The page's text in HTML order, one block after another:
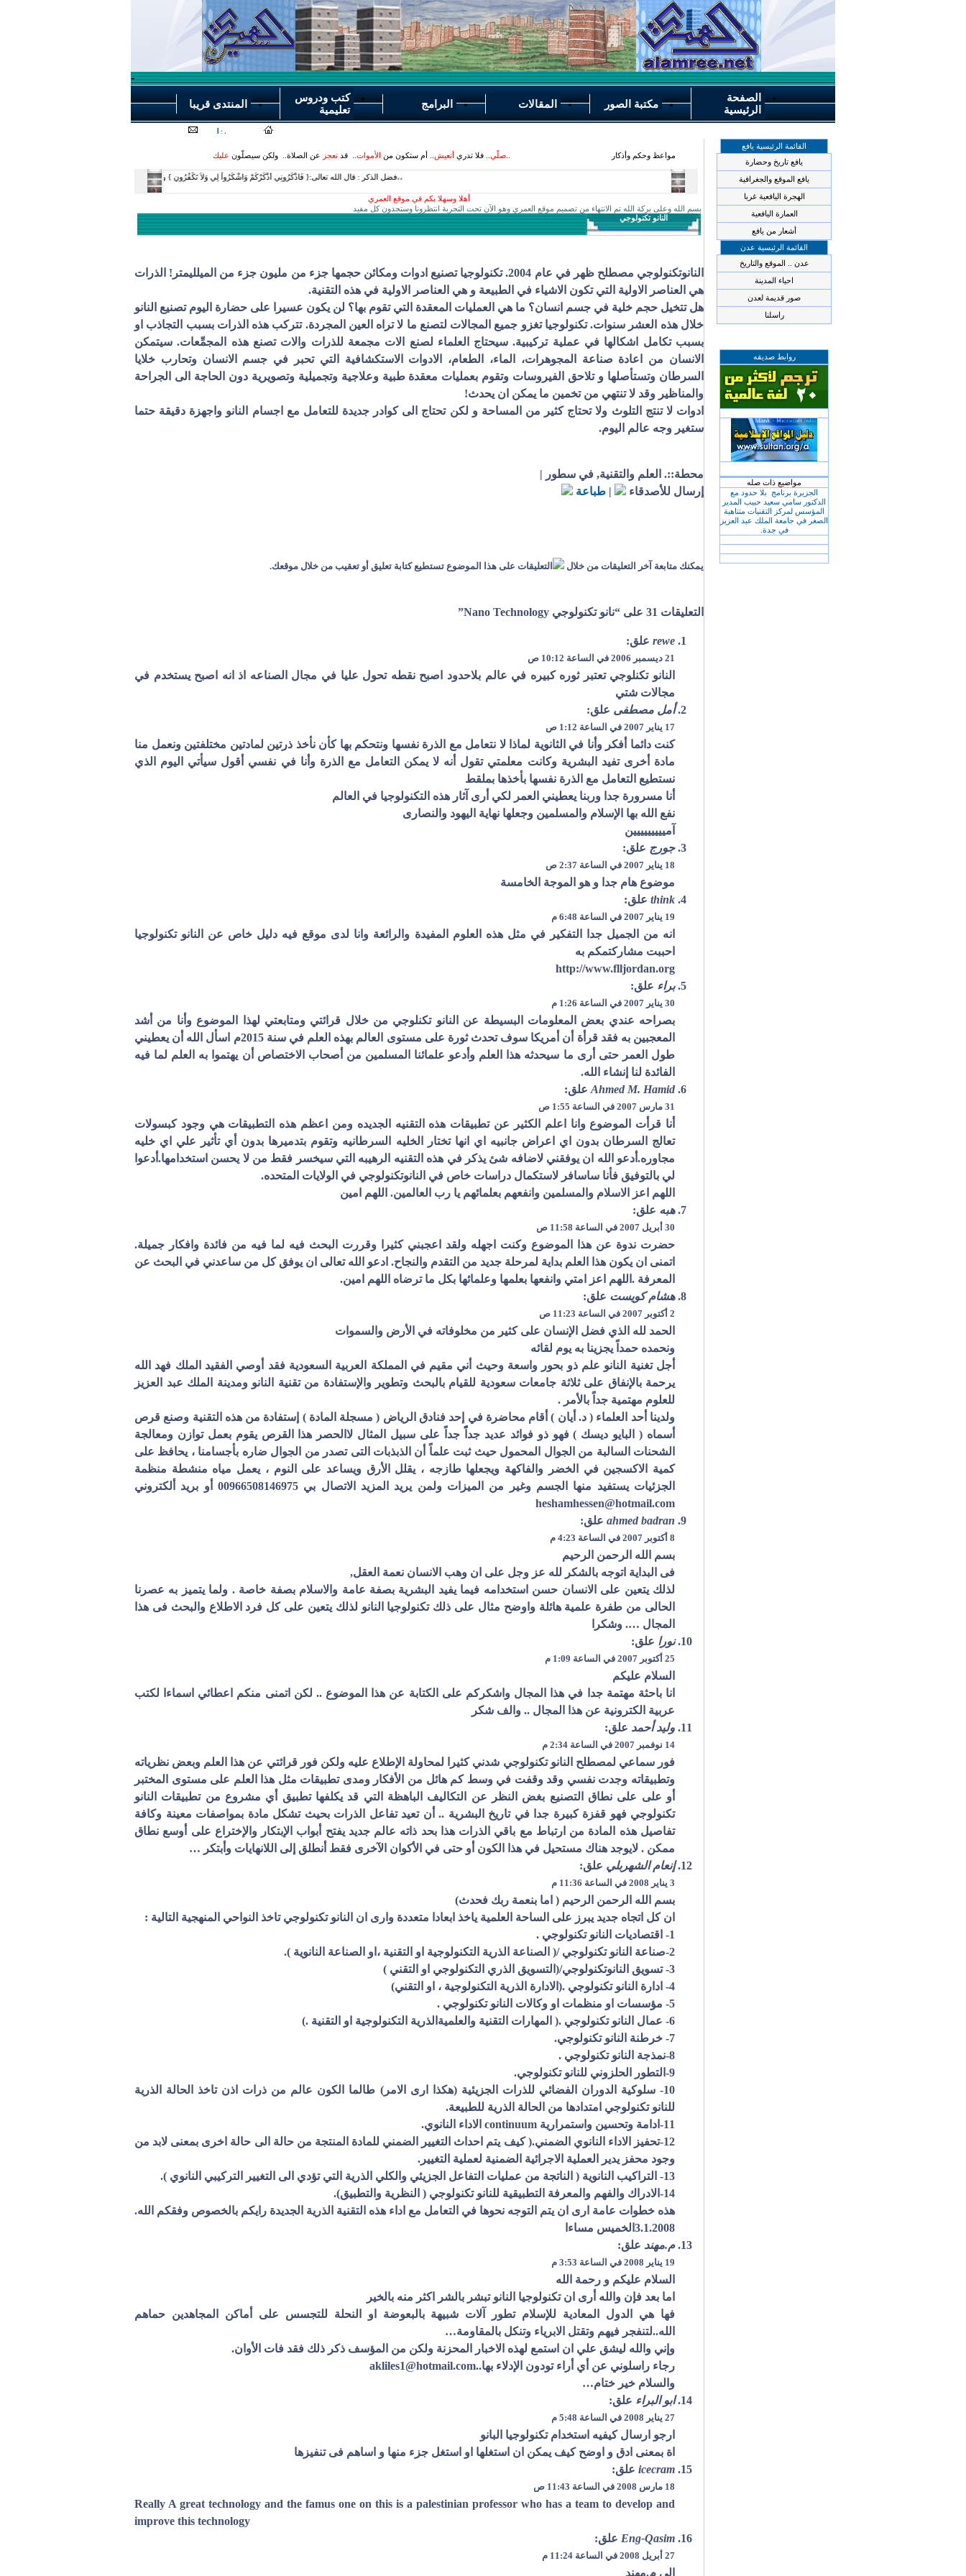
-
الصفحة
الرئيسية
مكتبة الصور المقالات البرامج
كتب ودروس
تعليمية
المنتدى قريبا
صلّي .. فلا تدري أتعيش .. أم ستكون من الأموات .. قد تعجز عن الصلاة.. ولكن سيصلّون عليك مواعظ وحكم وأذكار
أهلا وسهلا بكم في موقع العمري
بسم الله وعلى بركة الله تم الانتهاء من تصميم موقع العمري وهو الآن تحت التجربة انتظرونا وستجدون كل مفيد
النانو تكنولوجي
النانوتكنولوجي مصطلح ظهر في عام 2004. تكنولوجيا تصنيع ادوات ومكائن حجمها جزء من مليون جزء من الميلليمتر! الذرات
هي العناصر الاولية التي تكون الاشياء في الطبيعة و هي العناصر الاولية في هذه التقنية.
هل تتخيل حجم خلية في جسم انسان؟ ما هي العمليات المعقدة التي تقوم بها؟ لن يكون عسيرا على حضارة اليوم تصنيع النانو
خلال هذه العشر سنوات. تكنولوجيا تغزو جميع المجالات لتصنع ما لا تراه العين المجردة. تتركب هذه الذرات بسبب التجاذب او
بسبب تكامل اشكالها في عملية تركيبية. سيحتاج العلماء لصنع الات مجمعة للذرات والات تصنع هذه المجمِّعات. سيتمكن
الانسان من اعادة صناعة المجوهرات، الماء، الطعام، الادوات الاستكشافية التي تحبر في جسم الانسان وتحارب خلايا
السرطان وتستأصلها و تلاحق الفيروسات وتقوم بعمليات معقدة طبية وعلاجية وتجميلية وتصويرية دون الحاجة الى الجراحة
والمناظير وقد لا تنتهي من تخمين ما يمكن ان يحدث!
ادوات لا تنتج التلوث ولا تحتاج كثير من المساحة و لكن تحتاج الى كوادر جديدة للتعامل مع اجسام النانو واجهزة دقيقة حتما
ستغير وجه عالم اليوم.
محطة::. العلم والتقنية, في سطور |
إرسال للأصدقاء
| طباعة
يمكنك متابعة آخر التعليقات من خلال تستطيع كتابة تعليق أو تعقيب من خلال موقعك.
التعليقات 31 على “نانو تكنولوجي Nano Technology”
rewe علق:
21 ديسمبر 2006 في الساعة 10:12 ص
النانو تكنلوجي تعتبر ثوره كبيره في عالم بلاحدود اصبح نقطه تحول عليا في مجال الصناعه اذ انه اصبح يستخدم في
مجالات شتي
أمل مصطفى علق:
17 يناير 2007 في الساعة 1:12 ص
كنت دائما أفكر وأنا في الثانوية لماذا لا نتعامل مع الذرة نفسها ونتحكم بها كأن نأخذ ذرتين لمادتين مختلفتين ونعمل منا
مادة أخرى تفيد البشرية وكانت معلمتي تقول أنه لا يمكن التعامل مع الذرة وأنا في نفسي أقول سيأتي اليوم الذي
نستطيع التعامل مع الذرة نفسها بأخذها بملقط
أنا مسرورة جدا وربنا يعطيني العمر لكي أرى آثار هذه التكنولوجيا في العالم
نفع الله بها الإسلام والمسلمين وجعلها نهاية اليهود والنصارى
آمييييييييين
جورج علق:
18 يناير 2007 في الساعة 2:37 ص
موضوع هام جدا و هو الموجة الخامسة
think علق:
19 يناير 2007 في الساعة 6:48 م
انه من الجميل جدا التفكير في مثل هذه العلوم المفيدة والرائعة وانا لدى موقع فيه دليل خاص عن النانو تكنولوجيا
احببت مشاركتمكم به
http://www.flljordan.org
براء علق:
30 يناير 2007 في الساعة 1:26 م
بصراحه عندي بعض المعلومات البسيطة عن النانو تكنلوجي من خلال قرائتي ومتابعتي لهذا الموضوع وأنا من أشد
المعجبين به فقد قرأة أن أمريكا سوف تحدث ثورة على مستوى العالم بهذه العلم في سنة 2015م اسأل الله أن يعطيني
طول العمر حتى أرى ما سيحدثه هذا العلم وأدعو علمائنا المسلمين من أصحاب الاختصاص أن يهتموا به العلم لما فيه
الفائدة لنا إنشاء الله.
Ahmed M. Hamid علق:
31 مارس 2007 في الساعة 1:55 ص
أنا قرأت الموضوع وانا اعلم الكثير عن تطبيقات هذه التقنيه الجديده ومن اعظم هذه التطبيقات هي وجود كبسولات
تعالج السرطان بدون اي اعراض جانبيه اي انها تختار الخليه السرطانيه وتقوم بتدميرها بدون أي تأثير علي اي خليه
مجاوره.أدعو الله ان يوفقني لاضافه شئ يذكر في هذه التقنيه الرهيبه التي سيخسر فقط من لا يحسن استخدامها.أدعوا
لي بالتوفيق فأنا ساسافر لاستكمال دراسات خاص في النانوتكنولوجي في الولايات المتحده.
اللهم اعز الاسلام والمسلمين وانفعهم بعلمائهم يا رب العالمين. اللهم امين
هبه علق:
30 أبريل 2007 في الساعة 11:58 ص
حضرت ندوة عن هذا الموضوع وكنت اجهله ولقد اعجبني كثيرا وقررت البحث فيه لما فيه من فائدة وافكار جميلة.
اتمنى ان يكون هذا العلم بداية لمرحلة جديد من التقدم والنجاح. ادعو الله تعالى ان يوفق كل من ساعدني في البحث عن
المعرفة .اللهم اعز امتي وانفعها بعلمها وعلمائها بكل ما ترضاه اللهم امين.
هشام كويست علق:
2 أكتوبر 2007 في الساعة 11:23 ص
الحمد لله الذي فضل الإنسان على كثير من مخلوفاته في الأرض والسموات
ونحمده حمداً يجزينا به يوم لقائه
أجل تغنية النانو علم ذو بحور واسعة وحيث أني مقيم في المملكة العربية السعودية فقد أوصي الفقيد الملك فهد الله
يرحمة بالإنفاق على ثلاثة جامعات سعودية للقيام بالبحث وتطوير والإستفادة من تقنية النانو ومدينة الملك عبد العزيز
للعلوم مهتمية جداً بالأمر .
ولدينا أحد العلماء ( د. أيان ) أقام محاضرة في إحد فنادق الرياض ( مسجلة المادة ) إستفادة من هذه التقنية وصنع قرص
أسماه ( البايو ديسك ) فهو ذو فوائد عديد جداًً جداً على سبيل المثال لاالحصر هذا القرص يقوم بعمل توازن ومعالجة
الشحنات السالبة من الجوال المحمول حيث ثبت علماً أن الذبذبات التى تصدر من الجوال ضاره بأجسامنا ، يحافظ على
كمية الاكسجين في الخضر والفاكهة ويجعلها طازجه ، يقلل الأرق ويساعد على النوم ، يعمل مياه منشطة منظمة
الجزئيات يستفيد منها الجسم وغير من الميزات ولمن يريد المزيد الاتصال بي 00966508146975 أو بريد ألكتروني
heshamhessen@hotmail.com
ahmed badran علق:
8 أكتوبر 2007 في الساعة 4:23 م
بسم الله الرحمن الرحيم
فى البداية اتوجه بالشكر لله عز وجل على ان وهب الانسان نعمة العقل,
لذلك يتعين على الانسان حسن استخدامه فيما يفيد البشرية بصفة عامة والاسلام بصفة خاصة . ولما يتميز به عصرنا
الحالى من طفرة علمية هائلة واوضح مثال على ذلك تكنولوجيا النانو لذلك يتعين على كل فرد الاطلاع والبحث فى هذا
المجال …. وشكرا
نورا علق:
25 أكتوبر 2007 في الساعة 1:09 م
السلام عليكم
انا باحثة مهتمة جدا في هذا المجال واشكركم على الكتابة عن هذا الموضوع .. لكن اتمنى منكم اعطائي اسماءا لكتب
عربية الكترونية عن هذا المجال .. والف شكر
وليد أحمد علق:
14 نوفمبر 2007 في الساعة 2:34 م
فور سماعي لمصطلح النانو تكنولوجي شدني كثيرا لمحاولة الإطلاع عليه ولكن فور قرائتي عن هذا العلم وبعض نظرياته
وتطبيقاته وجدت نفسي وقد وقفت في وسط كم هائل من الأفكار ومدى تطبيقات مثل هذا العلم على مستوى المختبر
أو على على نطاق التصنيع بغض النظر عن التكاليف الباهظة التي قد يكلفها تطبيق أي مشروع من تطبيقات النانو
تكنولوجي فهو قفزة كبيرة جدا في تاريخ البشرية .. أن تعيد تفاعل الذرات بحيث تشكل مادة بمواصفات معينة وكافة
تفاصيل هذه المادة من ارتباط مع باقي الذرات هذا بحد ذاته عالم جديد يفتح أبواب الإبتكار والإختراع على أوسع نطاق
ممكن . لايوجد هناك مستحيل في هذا الكون أو حتى في الأكوان الآخرى فقط أنطلق إلى اللانهايات وأبتكر …
إنعام الشهربلي علق:
3 يناير 2008 في الساعة 11:36 م
بسم الله الرحمن الرحيم ( اما بنعمة ربك فحدث)
ان كل اتجاه جديد يبرز على الساحة العلمية ياخذ ابعادا متعددة وارى ان النانو تكنولوجي تاخذ النواحي المنهجية التالية :
1- اقتصاديات النانو تكنولوجي .
2-صناعة النانو تكنولوجي /( الصناعة الذرية التكنولوجية او التقنية ،او الصناعة النانوية ).
3- تسويق النانوتكنولوجي/(التسويق الذري التكنولوجي او التقني )
4- ادارة النانو تكنولوجي .(الادارة الذرية التكنولوجية ، او التقني)
5- مؤسسات او منظمات او وكالات النانو تكنولوجي .
6- عمال النانو تكنولوجي .( المهارات التقنية والعلميةالذرية التكنولوجية او التقنية .)
7- خرطنة النانو تكنولوجي.
8-نمذجة النانو تكنولوجي .
9-التطور الحلزوني للنانو تكنولوجي.
10- سلوكية الدوران الفضائي للذرات الجزيئية (هكذا ارى الامر) طالما الكون عالم من ذرات اذن تاخذ الحالة الذرية
للنانو تكنولوجي امتدادها من الحالة الذرية للطبيعة.
11-ادامة وتحسين واستمرارية continuum الاداء النانوي.
12-تحفيز الاداء النانوي الضمني.( كيف يتم احداث التغيير الضمني للمادة المنتجة من حالة الى حالة اخرى بمعنى لابد من
وجود محفز يدير العملية الاجرائية الضمنية لعملية التغيير.
13- التراكيب النانوية ( الناتجة من عمليات التفاعل الجزيئي والكلي الذرية التي تؤدي الى التغيير التركيبي النانوي ).
14-الادراك والفهم والمعرفة التطبيقية للنانو تكنولوجي ( النظرية والتطبيق).
هذه خطوات عامة ارى ان يتم التوجه نحوها في التعامل مع اداء هذه التقنية الذرية الجديدة رايكم بالخصوص وفقكم الله.
3.1.2008الخميس مساءا
م.مهند علق:
19 يناير 2008 في الساعة 3:53 م
السلام عليكم و رحمة الله
اما بعد فإن والله أرى ان تكنولوجيا النانو تبشر بالشر اكثر منه بالخير
فها هي الدول المعادية للإسلام تطور آلات شبيهة بالبعوضة او النحلة للتجسس على أماكن المجاهدين حماهم
الله..لتنفجر فيهم وتقتل الابرياء وتنكل بالمقاومة…
وإني والله ليشق علي ان استمع لهذه الاخبار المحزنة ولكن من المؤسف ذكر ذلك فقد فات الأوان.
رجاء راسلوني عن أي أراء تودون الإدلاء بها..akliles1@hotmail.com
والسلام خير ختام…
ابو البراء علق:
27 يناير 2008 في الساعة 5:48 م
ارجو ارسال كيفيه استخدام تكنولوجيا البانو
اة بمعنى ادق و اوضح كيف يمكن ان استغلها او استغل جزء منها و اساهم فى تنفيزها
icecram علق:
18 مارس 2008 في الساعة 11:43 ص
Really A great technology and the famus one on this is a palestinian professor who has a team to develop and
improve this technology
Eng-Qasim علق:
27 أبريل 2008 في الساعة 11:24 م
الى م.مهند
القائمة الرئيسية يافع
يافع تاريخ وحضارة
يافع الموقع والجغرافية
الهجرة اليافعية غربا
العمارة اليافعية
أشعار من يافع
القائمة الرئيسية عدن
عدن .. الموقع والتاريخ
احياء المدينة
صور قديمة لعدن
راسلنا
روابط صديقه
مواضيع ذات صله
الجزيرة برنامج بلا حدود مع
الدكتور سامي سعيد حبيب المدير
المؤسس لمركز التقنيات متناهية
الصغر في جامعة الملك عبد العزيز
في جدة.